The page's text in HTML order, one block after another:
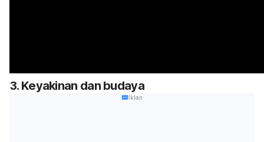
3. Keyakinan dan budaya
Iklan